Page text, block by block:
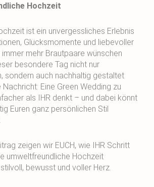
Hochzeit
ist ein unvergessliches Erlebnis
Glücksmomente und liebevoller
immer mehr Brautpaare wünschen
besondere Tag nicht nur
sondern auch nachhaltig gestaltet
Nachricht: Eine Green Wedding zu
als IHR denkt – und dabei könnt
Euren ganz persönlichen Stil
zeigen wir EUCH, wie IHR Schritt
umweltfreundliche Hochzeit
bewusst und voller Herz.